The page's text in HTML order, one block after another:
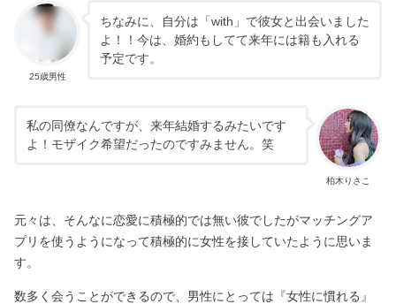
25歳男性
ちなみに、自分は「with」で彼女と出会いました
よ！！今は、婚約もしてて来年には籍も入れる
予定です。
柏木りさこ
私の同僚なんですが、来年結婚するみたいです
よ！モザイク希望だったのですみません。笑
元々は、そんなに恋愛に積極的では無い彼でしたがマッチングア
プリを使うようになって積極的に女性を接していたように思いま
す。
数多く会うことができるので、男性にとっては『女性に慣れる』